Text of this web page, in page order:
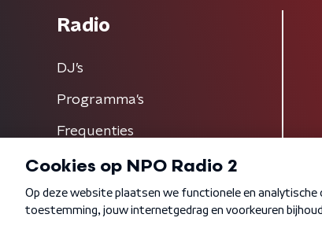
Radio
DJ’s
Programma's
Frequenties
Algemene voorwaarden Privacybeleid